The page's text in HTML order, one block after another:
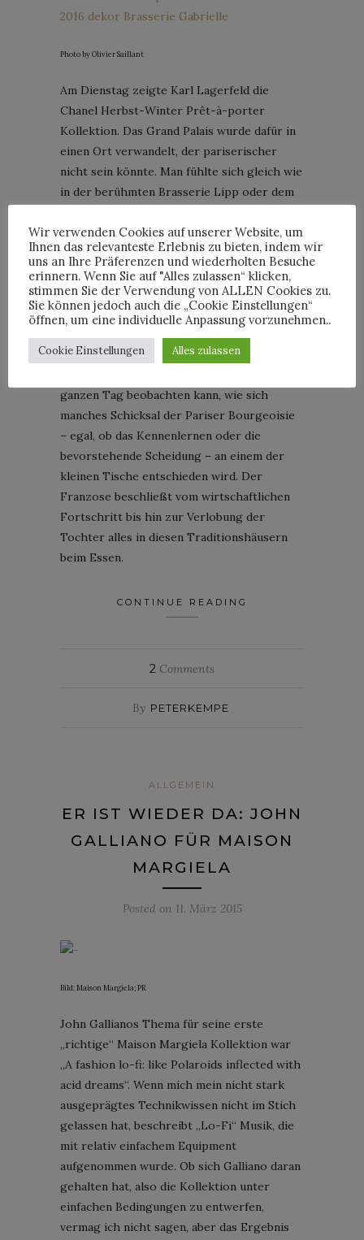
Photo by Olivier Saillant
Am Dienstag zeigte Karl Lagerfeld die
Chanel Herbst-Winter Prêt-à-porter
Kollektion. Das Grand Palais wurde dafür in
einen Ort verwandelt, der pariserischer
nicht sein könnte. Man fühlte sich gleich wie
in der berühmten Brasserie Lipp oder dem
Lieblingsplätze von Lagerfeld in Saint
Germain ist. Der Dekor war wie immer
perfekt bis ins letzte Detail umgesetzt,
inklusive der typischen, etwas grummeligen,
in die Jahre gekommenen Kellnern und den
Nicht fehlen durften die rot gepolsterten
ganzen Tag beobachten kann, wie sich
manches Schicksal der Pariser Bourgeoisie
– egal, ob das Kennenlernen oder die
bevorstehende Scheidung – an einem der
kleinen Tische entschieden wird. Der
Franzose beschließt vom wirtschaftlichen
Fortschritt bis hin zur Verlobung der
Tochter alles in diesen Traditionshäusern
beim Essen.
CONTINUE READING
2 Comments
By PETERKEMPE
ALLGEMEIN
ER IST WIEDER DA: JOHN
GALLIANO FÜR MAISON
MARGIELA
Posted on 11. März 2015
Bild: Maison Margiela; PR
John Gallianos Thema für seine erste
„richtige“ Maison Margiela Kollektion war
„A fashion lo-fi: like Polaroids inflected with
acid dreams“. Wenn mich mein nicht stark
ausgeprägtes Technikwissen nicht im Stich
gelassen hat, beschreibt „Lo-Fi“ Musik, die
mit relativ einfachem Equipment
aufgenommen wurde. Ob sich Galliano daran
gehalten hat, also die Kollektion unter
einfachen Bedingungen zu entwerfen,
vermag ich nicht sagen, aber das Ergebnis
Wir verwenden Cookies auf unserer Website, um
Ihnen das relevanteste Erlebnis zu bieten, indem wir
uns an Ihre Präferenzen und wiederholten Besuche
erinnern. Wenn Sie auf "Alles zulassen“ klicken,
stimmen Sie der Verwendung von ALLEN Cookies zu.
Sie können jedoch auch die „Cookie Einstellungen“
öffnen, um eine individuelle Anpassung vorzunehmen..
Cookie Einstellungen Alles zulassen